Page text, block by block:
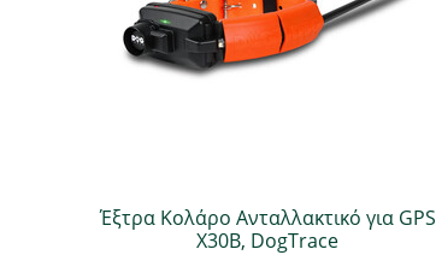
Έξτρα Κολάρο Ανταλλακτικό για GPS
X30B, DogTrace